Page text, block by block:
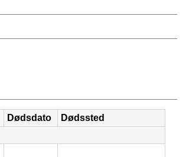
Dødsdato
Dødssted